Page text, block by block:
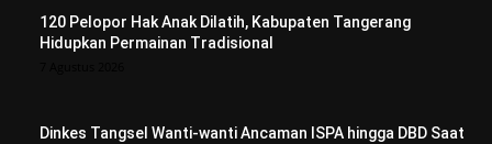
120 Pelopor Hak Anak Dilatih, Kabupaten Tangerang
Hidupkan Permainan Tradisional
Dinkes Tangsel Wanti-wanti Ancaman ISPA hingga DBD Saat